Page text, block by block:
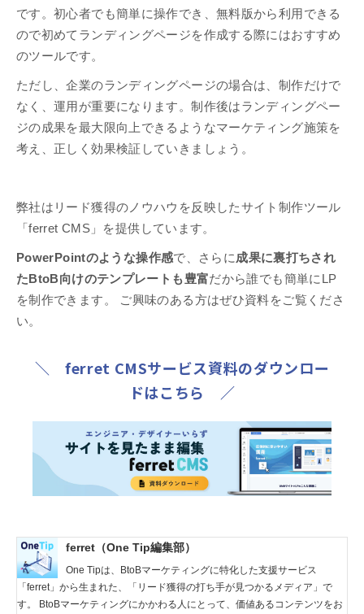
です。初心者でも簡単に操作でき、無料版から利用できる
ので初めてランディングページを作成する際にはおすすめ
のツールです。
ただし、企業のランディングページの場合は、制作だけで
なく、運用が重要になります。制作後はランディングペー
ジの成果を最大限向上できるようなマーケティング施策を
考え、正しく効果検証していきましょう。
弊社はリード獲得のノウハウを反映したサイト制作ツール
「ferret CMS」を提供しています。
PowerPointのような操作感で、さらに成果に裏打ちされ
たBtoB向けのテンプレートも豊富だから誰でも簡単にLP
を制作できます。 ご興味のある方はぜひ資料をご覧くださ
い。
＼ ferret CMSサービス資料のダウンロー
ドはこちら ／
ferret（One Tip編集部）
One Tipは、BtoBマーケティングに特化した支援サービス
「ferret」から生まれた、「リード獲得の打ち手が見つかるメディア」で
す。 BtoBマーケティングにかかわる人にとって、価値あるコンテンツをお